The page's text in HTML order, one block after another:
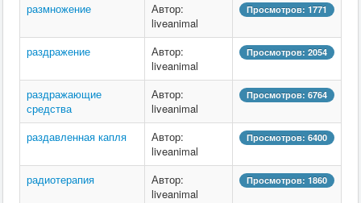
размножение
Автор:
liveanimal
Просмотров: 1771
раздражение
Автор:
liveanimal
Просмотров: 2054
раздражающие
средства
Автор:
liveanimal
Просмотров: 6764
раздавленная капля
Автор:
liveanimal
Просмотров: 6400
радиотерапия
Автор:
liveanimal
Просмотров: 1860